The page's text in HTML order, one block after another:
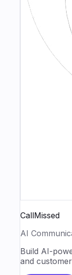
CallMissed
AI
Build AI-
and